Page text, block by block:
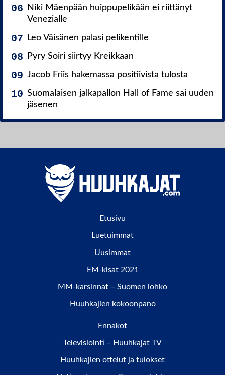
Niki Mäenpään huippupelikään ei riittänyt
Venezialle
Leo Väisänen palasi pelikentille
Pyry Soiri siirtyy Kreikkaan
Jacob Friis hakemassa positiivista tulosta
Suomalaisen jalkapallon Hall of Fame sai uuden
jäsenen
Etusivu
Luetuimmat
Uusimmat
EM-kisat 2021
MM-karsinnat – Suomen lohko
Huuhkajien kokoonpano
Ennakot
Televisiointi – Huuhkajat TV
Huuhkajien ottelut ja tulokset